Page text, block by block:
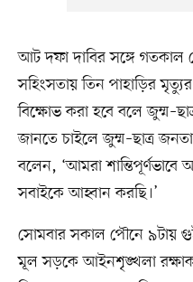
আট দফা দাবির সঙ্গে গতকাল
সহিংসতায় তিন পাহাড়ির
বিক্ষোভ করা হবে বলে
জানতে চাইলে জুম্ম–ছাত্র
বলেন, ‘আমরা
সবাইকে আহ্বান করছি।’
সোমবার সকাল পৌনে ৯টায়
মূল সড়কে আইনশৃঙ্খলা